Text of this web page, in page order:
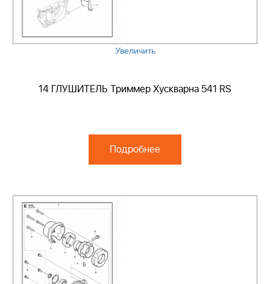
Увеличить
14 ГЛУШИТЕЛЬ Триммер Хускварна 541 RS
Подробнее